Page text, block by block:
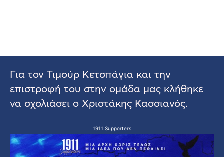
Για τον Τιμούρ Κετσπάγια και την
επιστροφή του στην ομάδα μας κλήθηκε
να σχολιάσει ο Χριστάκης Κασσιανός.
1911 Supporters